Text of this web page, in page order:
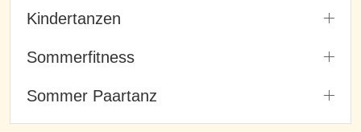
Kindertanzen
Sommerfitness
Sommer Paartanz